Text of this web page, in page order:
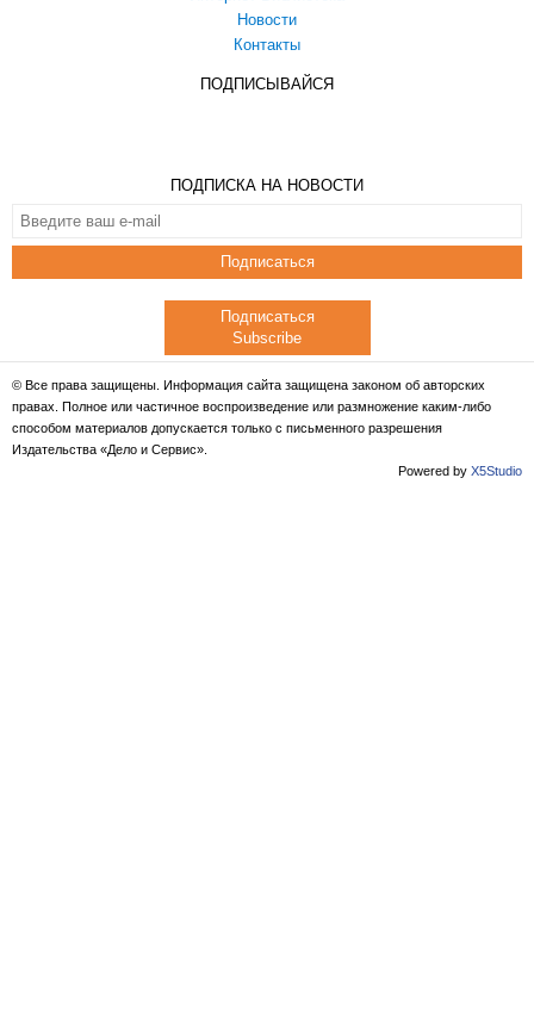
Новости
Контакты
ПОДПИСЫВАЙСЯ
ПОДПИСКА НА НОВОСТИ
Подписаться
Подписаться
Subscribe
© Все права защищены. Информация сайта защищена законом об авторских
правах. Полное или частичное воспроизведение или размножение каким-либо
способом материалов допускается только с письменного разрешения
Издательства «Дело и Сервис».
Powered by X5Studio